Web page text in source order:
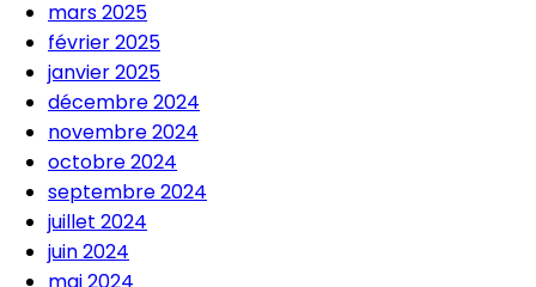
mars 2025
février 2025
janvier 2025
décembre 2024
novembre 2024
octobre 2024
septembre 2024
juillet 2024
juin 2024